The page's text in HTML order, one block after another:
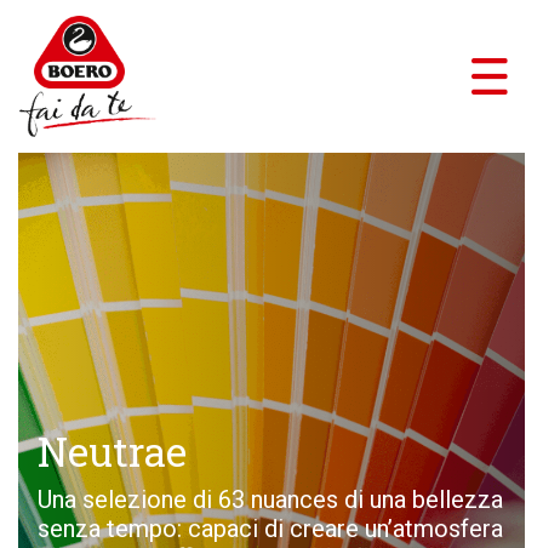
Neutrae
Una selezione di 63 nuances di una bellezza
senza tempo: capaci di creare un’atmosfera